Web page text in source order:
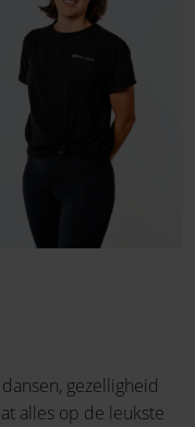
gezelligheid
alles op de leukste